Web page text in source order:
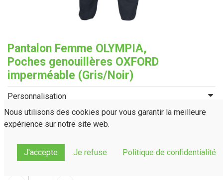
Pantalon Femme OLYMPIA,
Poches genouillères OXFORD
imperméable (Gris/Noir)
Personnalisation
Taille
34 36 38 40
50 52 54
Nous utilisons des cookies pour vous garantir la meilleure
expérience sur notre site web.
J'accepte Je refuse Politique de confidentialité